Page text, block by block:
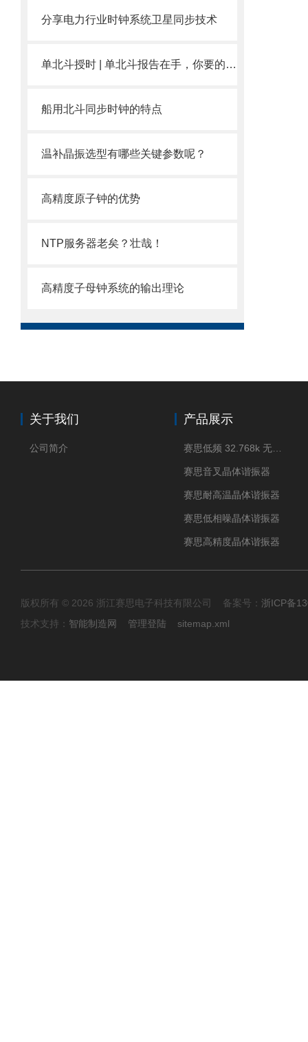
分享电力行业时钟系统卫星同步技术
单北斗授时 | 单北斗报告在手，你要的赛思都有！
船用北斗同步时钟的特点
温补晶振选型有哪些关键参数呢？
高精度原子钟的优势
NTP服务器老矣？壮哉！
高精度子母钟系统的输出理论
关于我们
公司简介
产品展示
赛思音叉晶体谐振器
赛思耐高温晶体谐振器
赛思低相噪晶体谐振器
赛思高精度晶体谐振器
版权所有 © 2026 浙江赛思电子科技有限公司 备案号： 浙ICP备
技术支持： 智能制造网 管理登陆 sitemap.xml